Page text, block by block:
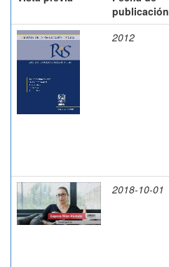
publicación
2012
2018-10-01